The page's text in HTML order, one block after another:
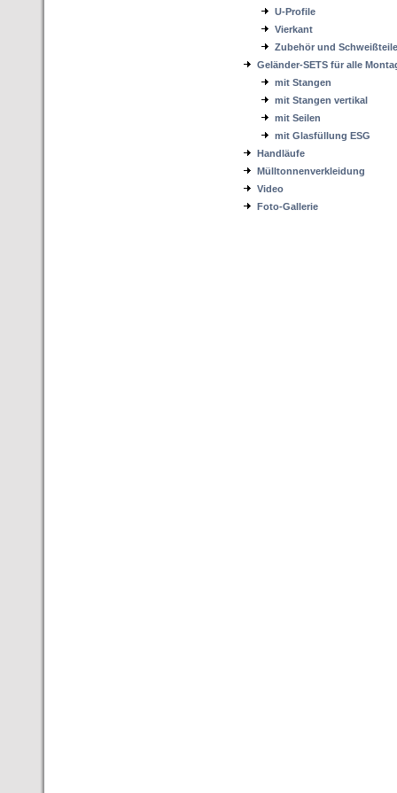
U-Profile
Vierkant
Zubehör und Schweißteile
Geländer-SETS für alle
mit Stangen
mit Stangen vertikal
mit Seilen
mit Glasfüllung ESG
Handläufe
Mülltonnenverkleidung
Video
Foto-Gallerie